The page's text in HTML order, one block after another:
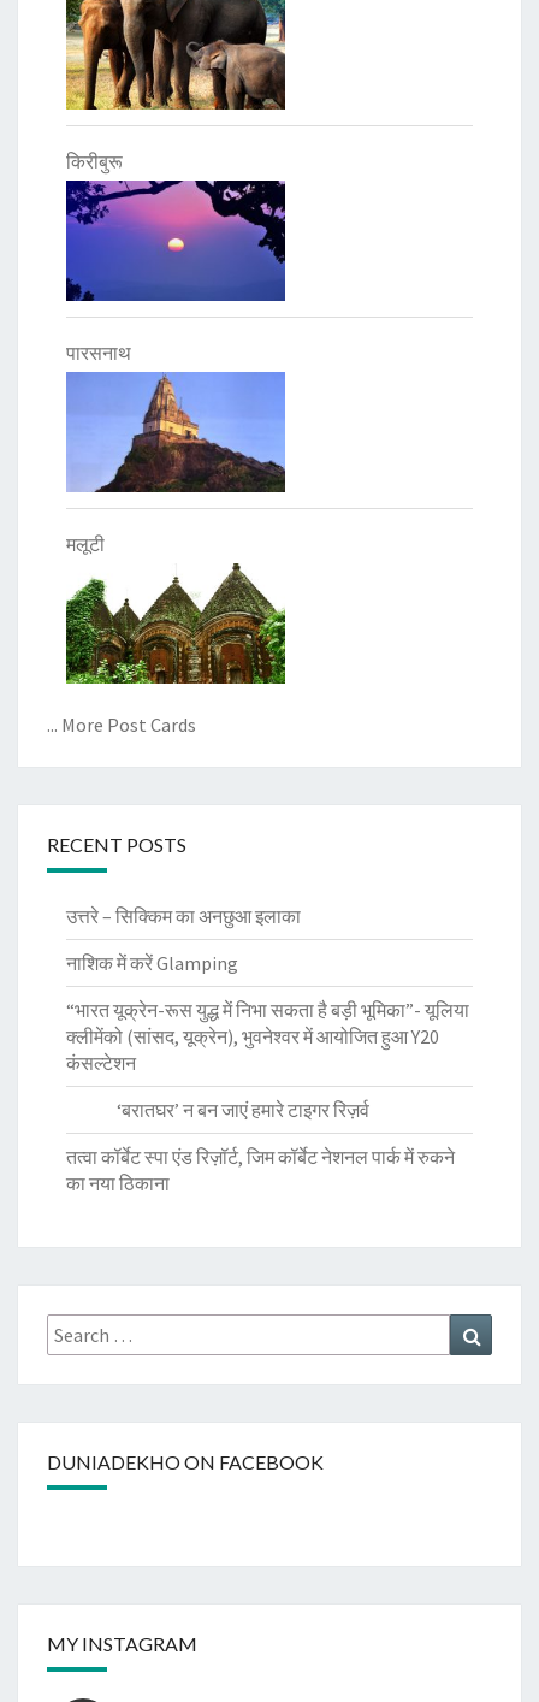
किरीबुरू
पारसनाथ
मलूटी
... More Post Cards
RECENT POSTS
उत्तरे – सिक्किम का अनछुआ इलाका
नाशिक में करें Glamping
“भारत यूक्रेन-रूस युद्ध में निभा सकता है बड़ी भूमिका”- यूलिया
क्लीमेंको (सांसद, यूक्रेन), भुवनेश्वर में आयोजित हुआ Y20
कंसल्टेशन
‘बरातघर’ न बन जाएं हमारे टाइगर रिज़र्व
तत्वा कॉर्बेट स्पा एंड रिज़ॉर्ट, जिम कॉर्बेट नेशनल पार्क में रुकने
का नया ठिकाना
Search
for:
DUNIADEKHO ON FACEBOOK
MY INSTAGRAM